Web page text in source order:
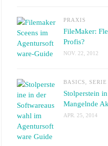
PRAXIS
FileMaker:
Profis?
NOV. 22, 2012
BASICS
Stolperstein
Mangelnde
APR. 25, 2014